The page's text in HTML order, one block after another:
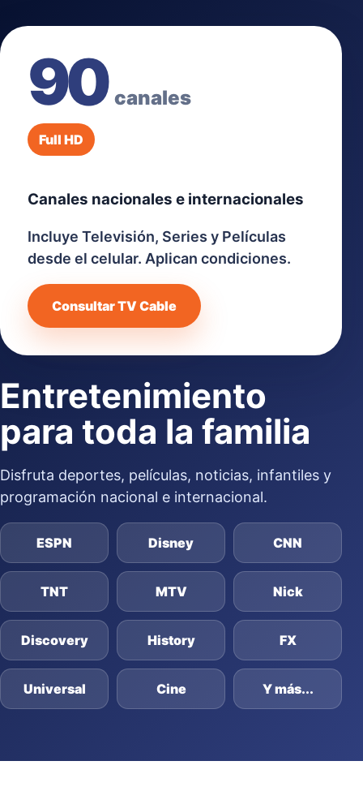
90canales
Full HD
Canales nacionales e internacionales
Incluye Televisión, Series y Películas
desde el celular. Aplican condiciones.
Consultar TV Cable
Entretenimiento
para toda la familia
Disfruta deportes, películas, noticias, infantiles y
programación nacional e internacional.
ESPN Disney CNN
TNT MTV Nick
Discovery History FX
Universal Cine Y más...